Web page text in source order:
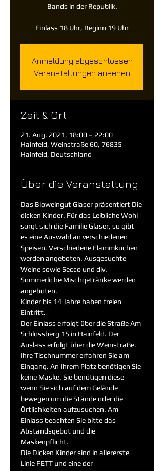
Bands in der Republik.
Einlass 18 Uhr, Beginn 19 Uhr
Anmeldung abgeschlossen
Veranstaltungen ansehen
Zeit & Ort
21. Aug. 2021, 18:00 – 22:00
Hainfeld, Weinstraße 60, 76835
Hainfeld, Deutschland
Über die Veranstaltung
Das Bioweingut Glaser präsentiert Die
dicken Kinder. Für das Leibliche Wohl
sorgt sich die Familie Glaser, so gibt
es eine Auswahl an verschiedenen
Speisen. Verschiedene Flammkuchen
werden angeboten. Ausgesuchte
Weine sowie Secco und div.
Sommerliche Mischgetränke werden
angeboten.
Kinder bis 14 Jahre haben freien
Eintritt.
Der Einlass erfolgt über die Straße Am
Schlossberg 15 in Hainfeld. Der
Auslass erfolgt über die Weinstraße.
Ihre Tischnummer erfahren Sie am
Eingang. An Ihrem Platz benötigen Sie
keine Maske. Sie benötigen diese
wenn Sie sich auf dem Gelände
bewegen um die Stände oder die
Örtlichkeiten aufzusuchen. Am
Einlass beachten Sie bitte das
Abstandsgebot und die
Maskenpflicht.
Die Dicken Kinder sind in allererste
Linie FETT und eine der